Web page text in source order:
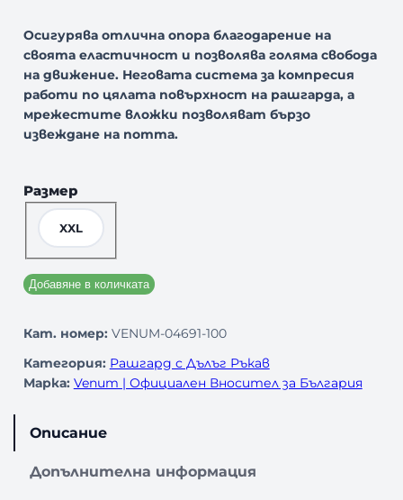
g
i
n
l
r
i
c
e
a
s
у
щ
а
а
е
н
а
е
4
9
Осигурява отлична опора благодарение на
своята еластичност и позволява голяма свобода
на движение. Неговата система за компресия
работи по цялата повърхност на рашгарда, а
мрежестите вложки позволяват бързо
извеждане на потта.
Размер
XXL
Добавяне в количката
Кат. номер: VENUM-04691-100
Категория: Рашгард с Дълъг Ръкав
Марка: Venum | Официален Вносител за България
Описание
Допълнителна информация